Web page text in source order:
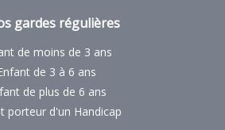
gardes régulières
de moins de 3 ans
de 3 à 6 ans
de plus de 6 ans
porteur d'un Handicap